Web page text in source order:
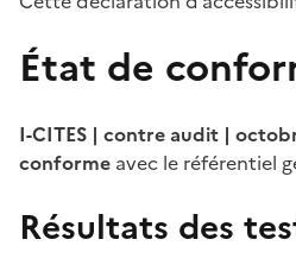
État de
I-CITES | contre audit |
conforme avec le référentiel
Résultats des